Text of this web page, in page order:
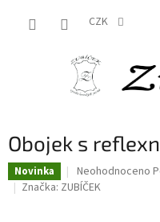
CZK
Obojek s
Novinka
Průměrné
hodnocení
Neohodnoceno
Značka: ZUBÍČEK